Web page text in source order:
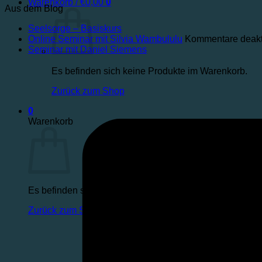
Warenkorb /€0,00 0
Es befinden sich keine Produkte im Warenkorb.
Zurück zum Shop
0
Warenkorb
Es befinden sich keine Produkte im Warenkorb.
Zurück zum Shop
Aus dem Blog
Seelsorge – Basiskurs
Online Seminar mit Silvia Wambululu Kommentare
Seminar mit Daniel Siemens